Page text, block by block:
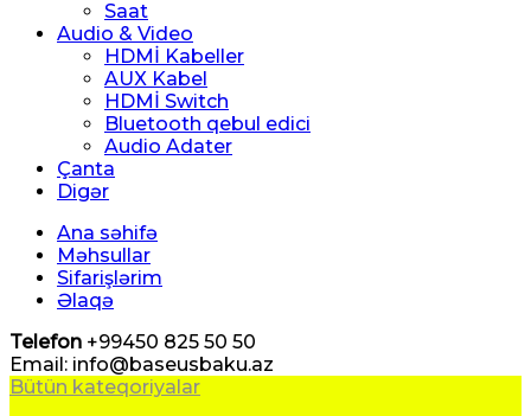
Saat
Audio & Video
HDMİ Kabeller
AUX Kabel
HDMİ Switch
Bluetooth qebul edici
Audio Adater
Çanta
Digər
Ana səhifə
Məhsullar
Sifarişlərim
Əlaqə
Telefon +99450 825 50 50
Email: info@baseusbaku.az
Bütün kateqoriyalar